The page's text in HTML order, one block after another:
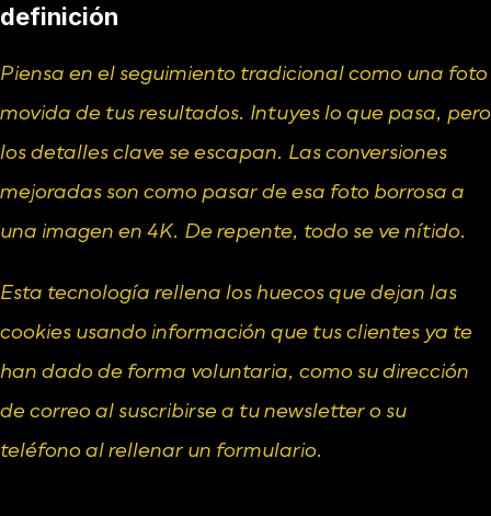
definición
Piensa en el seguimiento tradicional como una foto
movida de tus resultados. Intuyes lo que pasa, pero
los detalles clave se escapan. Las conversiones
mejoradas son como pasar de esa foto borrosa a
una imagen en 4K. De repente, todo se ve nítido.
Esta tecnología rellena los huecos que dejan las
cookies usando información que tus clientes ya te
han dado de forma voluntaria, como su dirección
de correo al suscribirse a tu newsletter o su
teléfono al rellenar un formulario.